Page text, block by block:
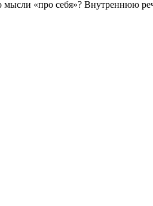
мысли «про себя»? Внутреннюю